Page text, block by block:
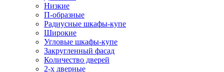
Низкие
П-образные
Радиусные шкафы-купе
Широкие
Угловые шкафы-купе
Закругленный фасад
Количество дверей
2-х дверные